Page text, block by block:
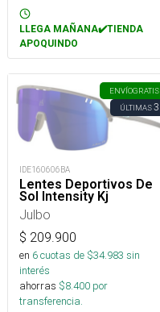
LLEGA MAÑANA✔️TIENDA
APOQUINDO
ENVÍOGRATIS
ÚLTIMAS3
IDE160606BA
Lentes Deportivos De
Sol Intensity Kj
Julbo
$ 209.900
en 6cuotas de $34.983 sin
interés
ahorras $8.400 por
transferencia.